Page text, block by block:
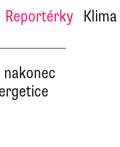
Reportérky Klima